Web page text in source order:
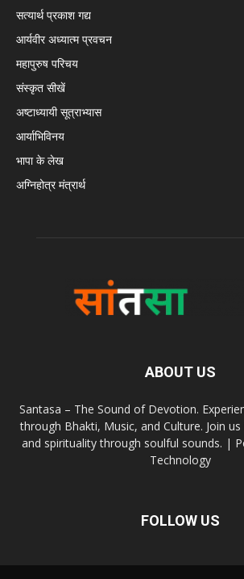
सत्यार्थ प्रकाश गद्य
आर्यवीर अध्यात्म प्रवचन
महापुरुष परिचय
संस्कृत सीखें
अष्टाध्यायी सूत्राभ्यास
आर्याभिविनय
भापा के लेख
अग्निहोत्र मंत्रार्थ
ABOUT US
Santasa – The Sound of Devotion.
through Bhakti, Music, and Culture. Join
and spirituality through soulful sounds. |
Technology
FOLLOW US